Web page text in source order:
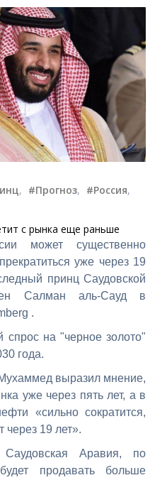
, #Прогноз, #Россия,
с рынка еще раньше
может существенно
уже через 19
принц Саудовской
Салман аль-Сауд в
.
спрос на "черное золото"
года.
выразил мнение,
уже через пять лет, а в
«сильно сократится,
через 19 лет».
Аравия, по
продавать больше